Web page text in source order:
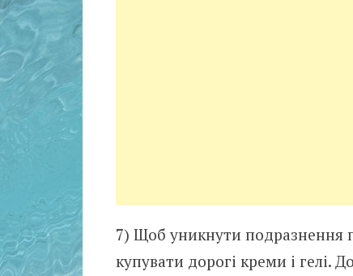
7) Щоб уникнути подразнення
купувати дорогі креми і гелі.